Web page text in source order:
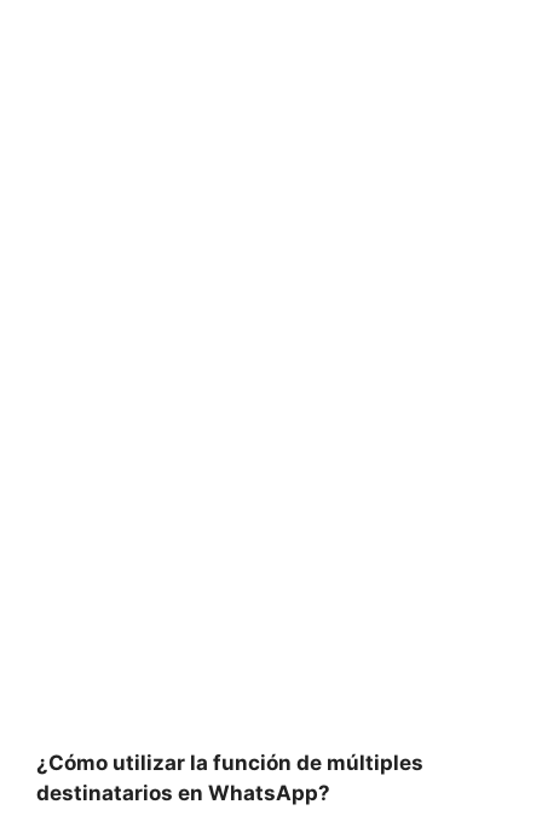
¿Cómo utilizar la función de múltiples
destinatarios en WhatsApp?